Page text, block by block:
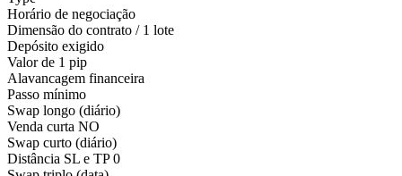
Horário de negociação
Dimensão do contrato / 1 lote
Depósito exigido
Valor de 1 pip
Alavancagem financeira
Passo mínimo
Swap longo (diário)
Venda curta NO
Swap curto (diário)
Distância SL e TP 0